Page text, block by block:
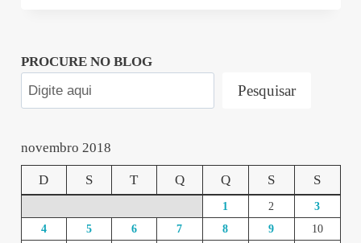
PROCURE NO BLOG
Pesquisar
novembro 2018
D S T Q Q S S
1 2
3
4
5 6 7 8 9
10